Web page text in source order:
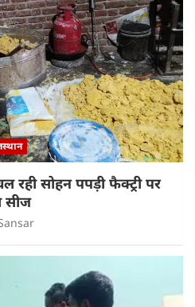
सोहन पपड़ी फैक्ट्री पर
सीज